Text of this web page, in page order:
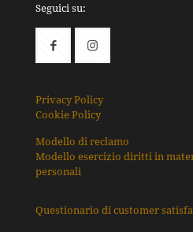
Seguici su:
Privacy Policy
Cookie Policy
Modello di reclamo
Modello esercizio diritti in
personali
Questionario di customer